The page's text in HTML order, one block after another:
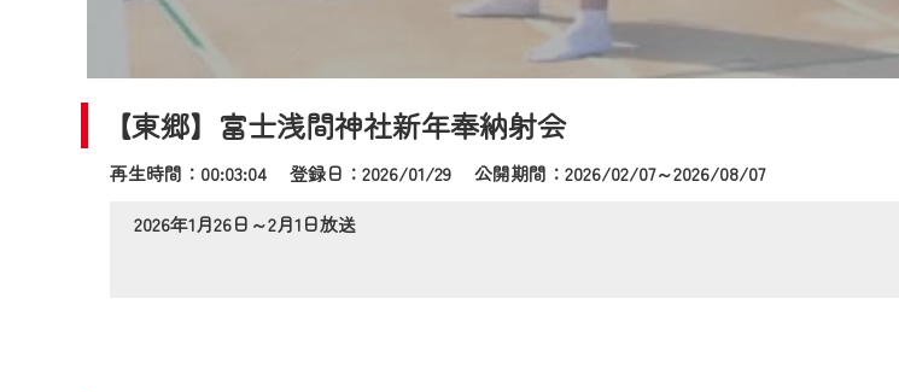
【東郷】富士浅間神社新年奉納射会
再生時間：00:03:04 登録日：2026/01/29公開期間：2026/02/07～2026/08/07
2026年1月26日～2月1日放送
CCNetWebTVのリニューアルにともないメンテナンス作業を予定して
日時 9/24 9:30～16:30
ご不便をおかけいたしますが、ご了承の程よろしくお願いいたします。